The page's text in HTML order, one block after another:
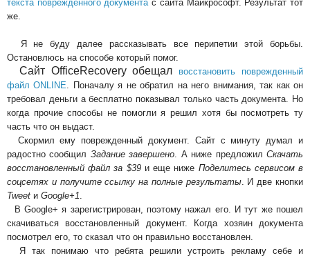
текста поврежденного документа с сайта Майкрософт. Результат тот
же.
Я не буду далее рассказывать все перипетии этой борьбы.
Остановлюсь на способе который помог.
Сайт OfficeRecovery обещал
восстановить поврежденный
файл ONLINE . Поначалу я не обратил на него внимания, так как он
требовал деньги а бесплатно показывал только часть документа. Но
когда прочие способы не помогли я решил хотя бы посмотреть ту
часть что он выдаст.
Скормил ему поврежденный документ. Сайт с минуту думал и
радостно сообщил Задание завершено . А ниже предложилСкачать
восстановленный файл за $39и еще ниже Поделитесь сервисом в
соцсетях и получите ссылку на полные результаты. И две кнопки
Tweet и Google+1
В Google+ я зарегистрирован, поэтому нажал его. И тут же пошел
скачиваться восстановленный документ. Когда хозяин документа
посмотрел его, то сказал что он правильно восстановлен.
Я так понимаю что ребята решили устроить рекламу себе и